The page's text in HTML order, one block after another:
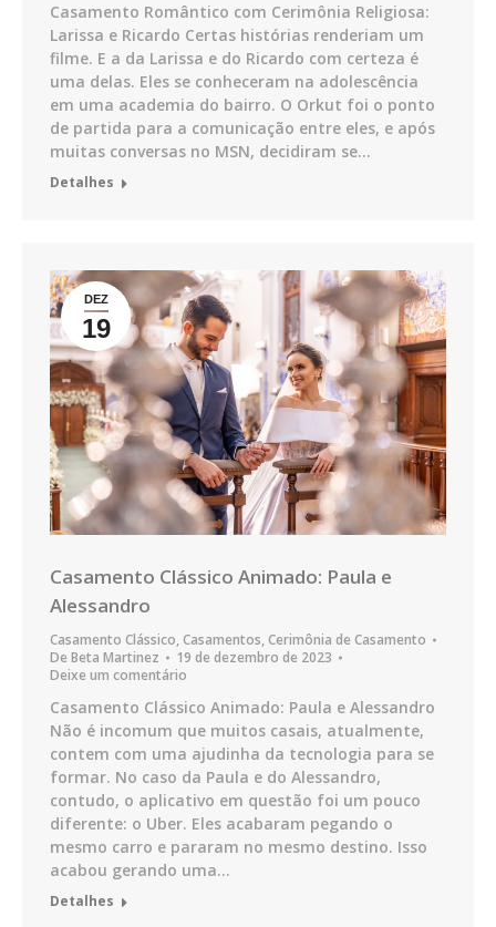
Casamento Romântico com Cerimônia Religiosa:
Larissa e Ricardo Certas histórias renderiam um
filme. E a da Larissa e do Ricardo com certeza é
uma delas. Eles se conheceram na adolescência
em uma academia do bairro. O Orkut foi o ponto
de partida para a comunicação entre eles, e após
muitas conversas no MSN, decidiram se…
Detalhes
DEZ
19
Casamento Clássico Animado: Paula e
Alessandro
Casamento Clássico,Casamentos,Cerimônia de Casamento
De Beta Martinez
19 de dezembro de 2023
Deixe um comentário
Casamento Clássico Animado: Paula e Alessandro
Não é incomum que muitos casais, atualmente,
contem com uma ajudinha da tecnologia para se
formar. No caso da Paula e do Alessandro,
contudo, o aplicativo em questão foi um pouco
diferente: o Uber. Eles acabaram pegando o
mesmo carro e pararam no mesmo destino. Isso
acabou gerando uma…
Detalhes